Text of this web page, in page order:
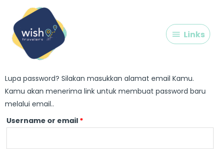
content
Links
Lupa password? Silakan masukkan alamat email Kamu.
Kamu akan menerima link untuk membuat password baru
melalui email..
Username or email *
Required